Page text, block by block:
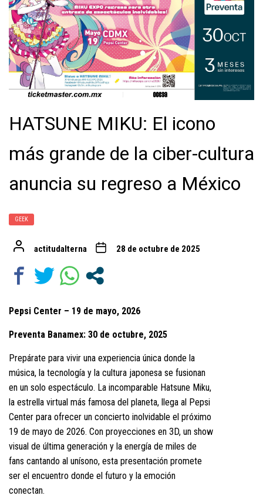
HATSUNE MIKU: El icono
más grande de la ciber-cultura
anuncia su regreso a México
GEEK
actitudalterna 28 de octubre de 2025
Pepsi Center – 19 de mayo, 2026
Preventa Banamex: 30 de octubre, 2025
Prepárate para vivir una experiencia única donde la
música, la tecnología y la cultura japonesa se fusionan
en un solo espectáculo. La incomparable Hatsune Miku,
la estrella virtual más famosa del planeta, llega al Pepsi
Center para ofrecer un concierto inolvidable el próximo
19 de mayo de 2026. Con proyecciones en 3D, un show
visual de última generación y la energía de miles de
fans cantando al unísono, esta presentación promete
ser el encuentro donde el futuro y la emoción
conectan.